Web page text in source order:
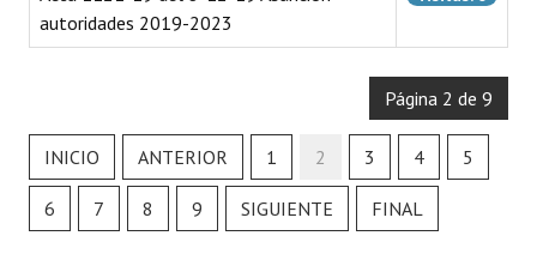
autoridades 2019-2023
Página 2 de 9
INICIO ANTERIOR 1 2 3 4 5
6 7 8 9 SIGUIENTE FINAL